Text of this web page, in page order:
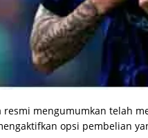
resmi mengumumkan telah
opsi pembelian